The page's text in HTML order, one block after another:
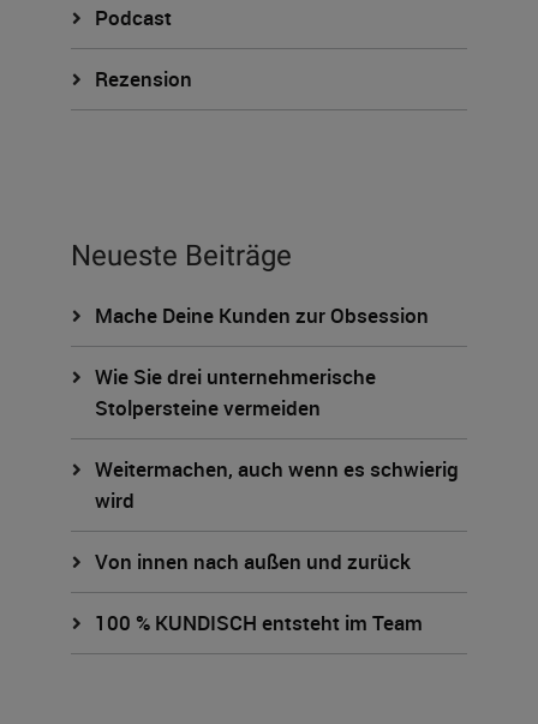
Podcast
Rezension
Neueste Beiträge
Mache Deine Kunden zur Obsession
Wie Sie drei unternehmerische
Stolpersteine vermeiden
Weitermachen, auch wenn es schwierig
wird
Von innen nach außen und zurück
100 % KUNDISCH entsteht im Team